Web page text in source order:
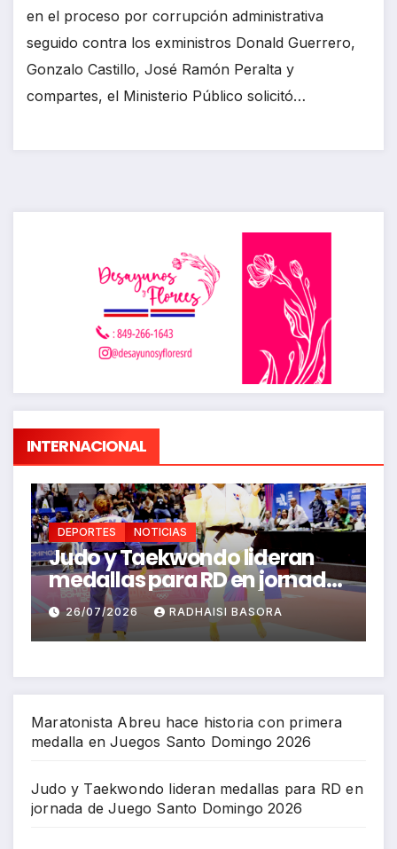
en el proceso por corrupción administrativa
seguido contra los exministros Donald Guerrero,
Gonzalo Castillo, José Ramón Peralta y
compartes, el Ministerio Público solicitó…
INTERNACIONAL
DEPORTES NOTICIAS
FEDOLA define su selección
para los Juegos
Centroamericanos y del
Caribe Santo Domingo 2026
26/07/2026 RICHARD BAZIL
Maratonista Abreu hace historia con primera
medalla en Juegos Santo Domingo 2026
Judo y Taekwondo lideran medallas para RD en
jornada de Juego Santo Domingo 2026